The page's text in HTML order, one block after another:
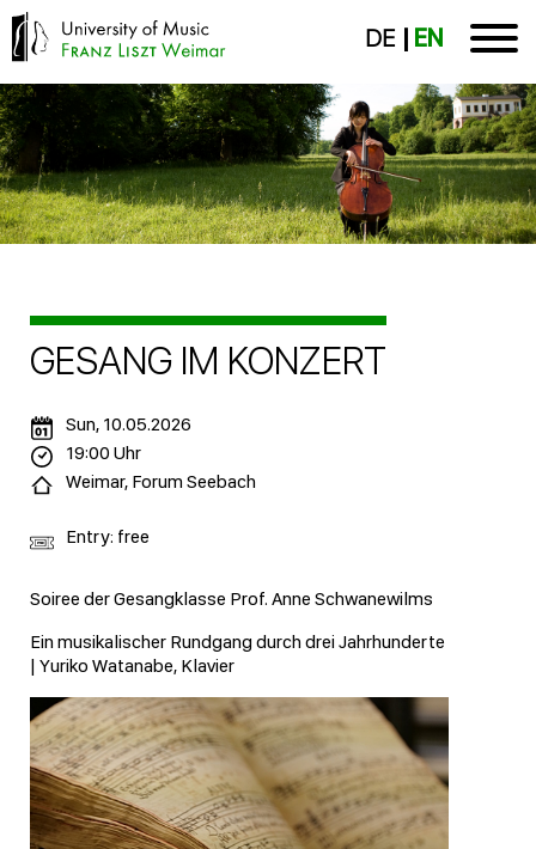
DE EN
GESANG IM KONZERT
Soiree der Gesangklasse Prof. Anne Schwanewilms
Ein musikalischer Rundgang durch drei Jahrhunderte
| Yuriko Watanabe, Klavier
Sun, 10.05.2026
19:00 Uhr
Weimar, Forum Seebach
Entry: free